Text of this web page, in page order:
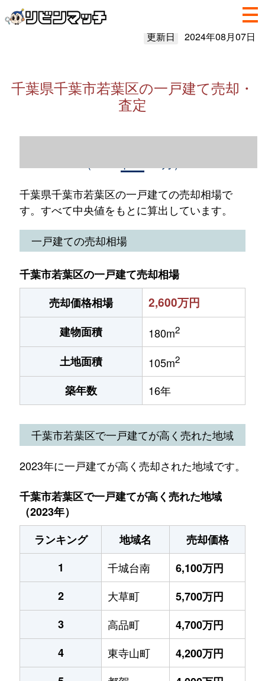
更新日 2024年08月07日
千葉県千葉市若葉区の一戸建て売却・
査定
千葉県千葉市若葉区の一戸建ての売却相場で
す。すべて中央値をもとに算出しています。
一戸建ての売却相場
千葉市若葉区の一戸建て売却相場
売却価格相場
2,600万円
建物面積 180m2
土地面積 105m2
築年数 16年
千葉市若葉区で一戸建てが高く売れた地域
2023年に一戸建てが高く売却された地域です。
千葉市若葉区で一戸建てが高く売れた地域
（2023年）
ランキング
地域名
売却価格
1
千城台南
6,100万円
2
大草町
5,700万円
3
高品町
4,700万円
4
東寺山町
4,200万円